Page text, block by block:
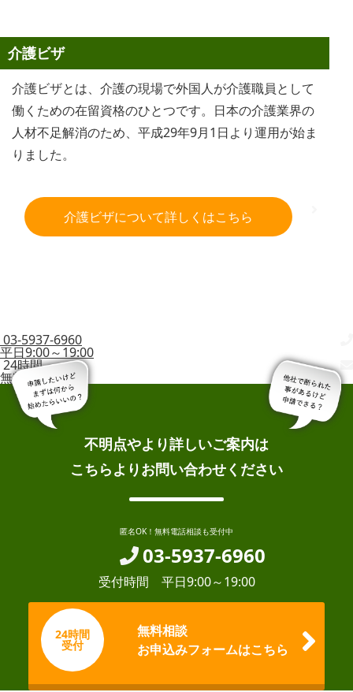
介護ビザ
介護ビザとは、介護の現場で外国人が介護職員として
働くための在留資格のひとつです。日本の介護業界の
人材不足解消のため、平成29年9月1日より運用が始ま
りました。
介護ビザについて詳しくはこちら
03-5937-6960
平日9:00～19:00
24時間
無料相談
不明点やより詳しいご案内は
こちらよりお問い合わせください
匿名OK！無料電話相談も受付中
03-5937-6960
受付時間 平日9:00～19:00
24時間
受付
無料相談
お申込みフォームはこちら